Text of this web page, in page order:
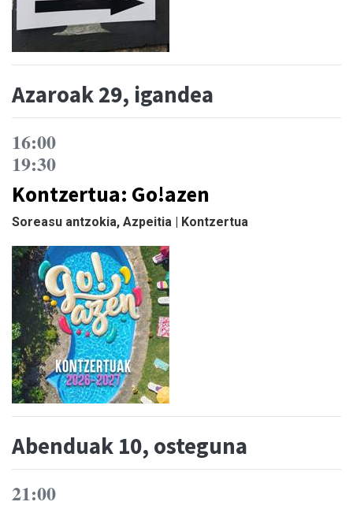
Azaroak 29, igandea
16:00
19:30
Kontzertua: Go!azen
Soreasu antzokia, Azpeitia | Kontzertua
Abenduak 10, osteguna
21:00